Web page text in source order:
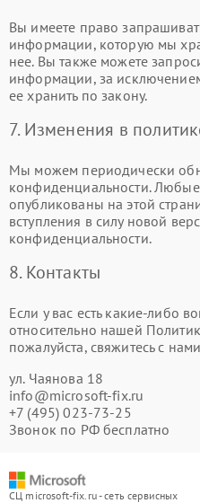
Вы имеете право
информации, которую мы
нее. Вы также можете
информации, за
ее хранить по закону.
7. Изменения в
Мы можем периодически
конфиденциальности.
опубликованы на этой
вступления в силу новой
конфиденциальности.
8. Контакты
Если у вас есть какие-либо
относительно нашей
пожалуйста, свяжитесь с
ул. Чаянова 18
info@microsoft-fix.ru
+7 (495) 023-73-25
Звонок по РФ бесплатно
СЦ microsoft-fix.ru - сеть сервисных